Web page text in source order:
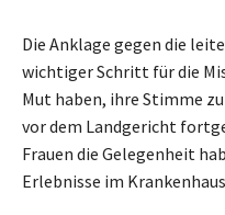
Die Anklage gegen die
wichtiger Schritt für die
Mut haben, ihre Stimme
vor dem Landgericht
Frauen die Gelegenheit
Erlebnisse im